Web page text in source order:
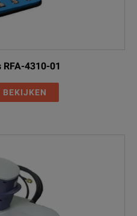
RFA-4310-01
BEKIJKEN